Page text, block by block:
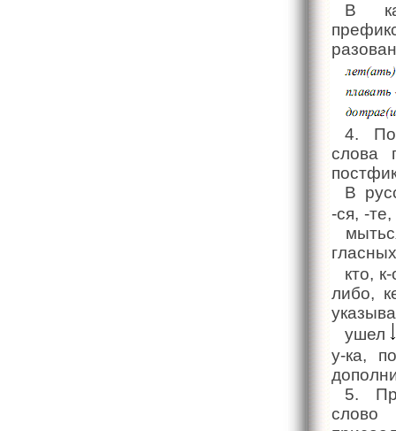
В
4.
слова
В
-ся, -
кто,
либо,
ушел
у-ка,
5.